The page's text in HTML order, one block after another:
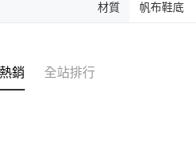
材質 帆布鞋底
銷 全站排行